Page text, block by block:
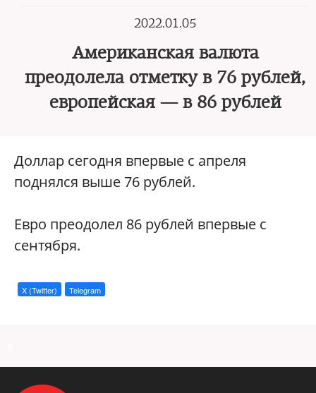
2022.01.05
Американская валюта
преодолела отметку в 76 рублей,
европейская — в 86 рублей
Доллар сегодня впервые с апреля
поднялся выше 76 рублей.
Евро преодолел 86 рублей впервые с
сентября.
X (Twitter) Telegram